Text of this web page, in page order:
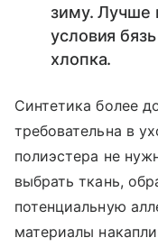
зиму. Лучше
условия
хлопка.
Синтетика более
требовательна в
полиэстера не
выбрать ткань,
потенциальную
материалы